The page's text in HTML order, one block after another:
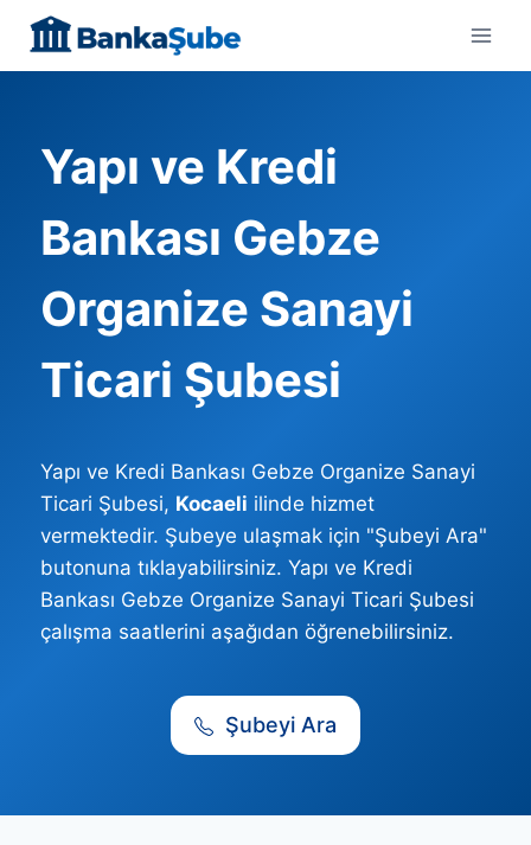
content
Yapı ve Kredi
Bankası Gebze
Organize Sanayi
Ticari Şubesi
Yapı ve Kredi Bankası Gebze Organize Sanayi
Ticari Şubesi, Kocaeli ilinde hizmet
vermektedir. Şubeye ulaşmak için "Şubeyi Ara"
butonuna tıklayabilirsiniz. Yapı ve Kredi
Bankası Gebze Organize Sanayi Ticari Şubesi
çalışma saatlerini aşağıdan öğrenebilirsiniz.
Şubeyi Ara